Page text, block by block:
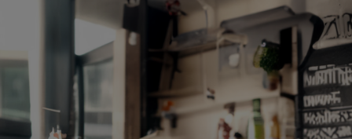
Para ti
Para empresas
Para el mundo